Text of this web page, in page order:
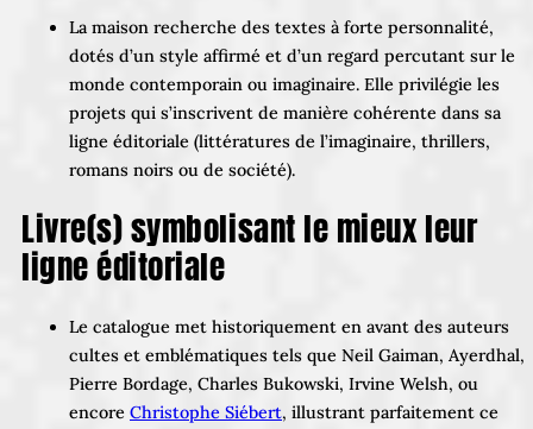
La maison recherche des textes à forte personnalité,
dotés d’un style affirmé et d’un regard percutant sur le
monde contemporain ou imaginaire. Elle privilégie les
projets qui s’inscrivent de manière cohérente dans sa
ligne éditoriale (littératures de l’imaginaire, thrillers,
romans noirs ou de société).
Livre(s) symbolisant le mieux leur
ligne éditoriale
Le catalogue met historiquement en avant des auteurs
cultes et emblématiques tels que Neil Gaiman, Ayerdhal,
Pierre Bordage, Charles Bukowski, Irvine Welsh, ou
encore Christophe Siébert, illustrant parfaitement ce